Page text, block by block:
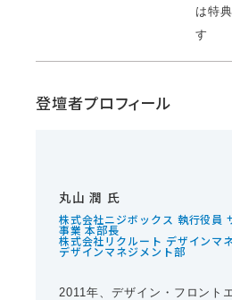
は特
す
登壇者プロフィール
丸山 潤 氏
株式会社ニジボックス 執行役員
事業 本部長
株式会社リクルート デザインマ
デザインマネジメント部
2011年、デザイン・フロント